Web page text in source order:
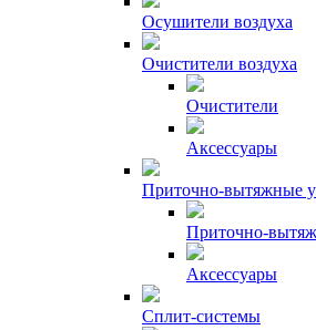
Осушители воздуха
Очистители воздуха
Очистители
Аксессуары
Приточно-вытяжные
Приточно-
Аксессуары
Сплит-системы